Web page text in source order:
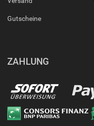
Gutscheine
ZAHLUNG